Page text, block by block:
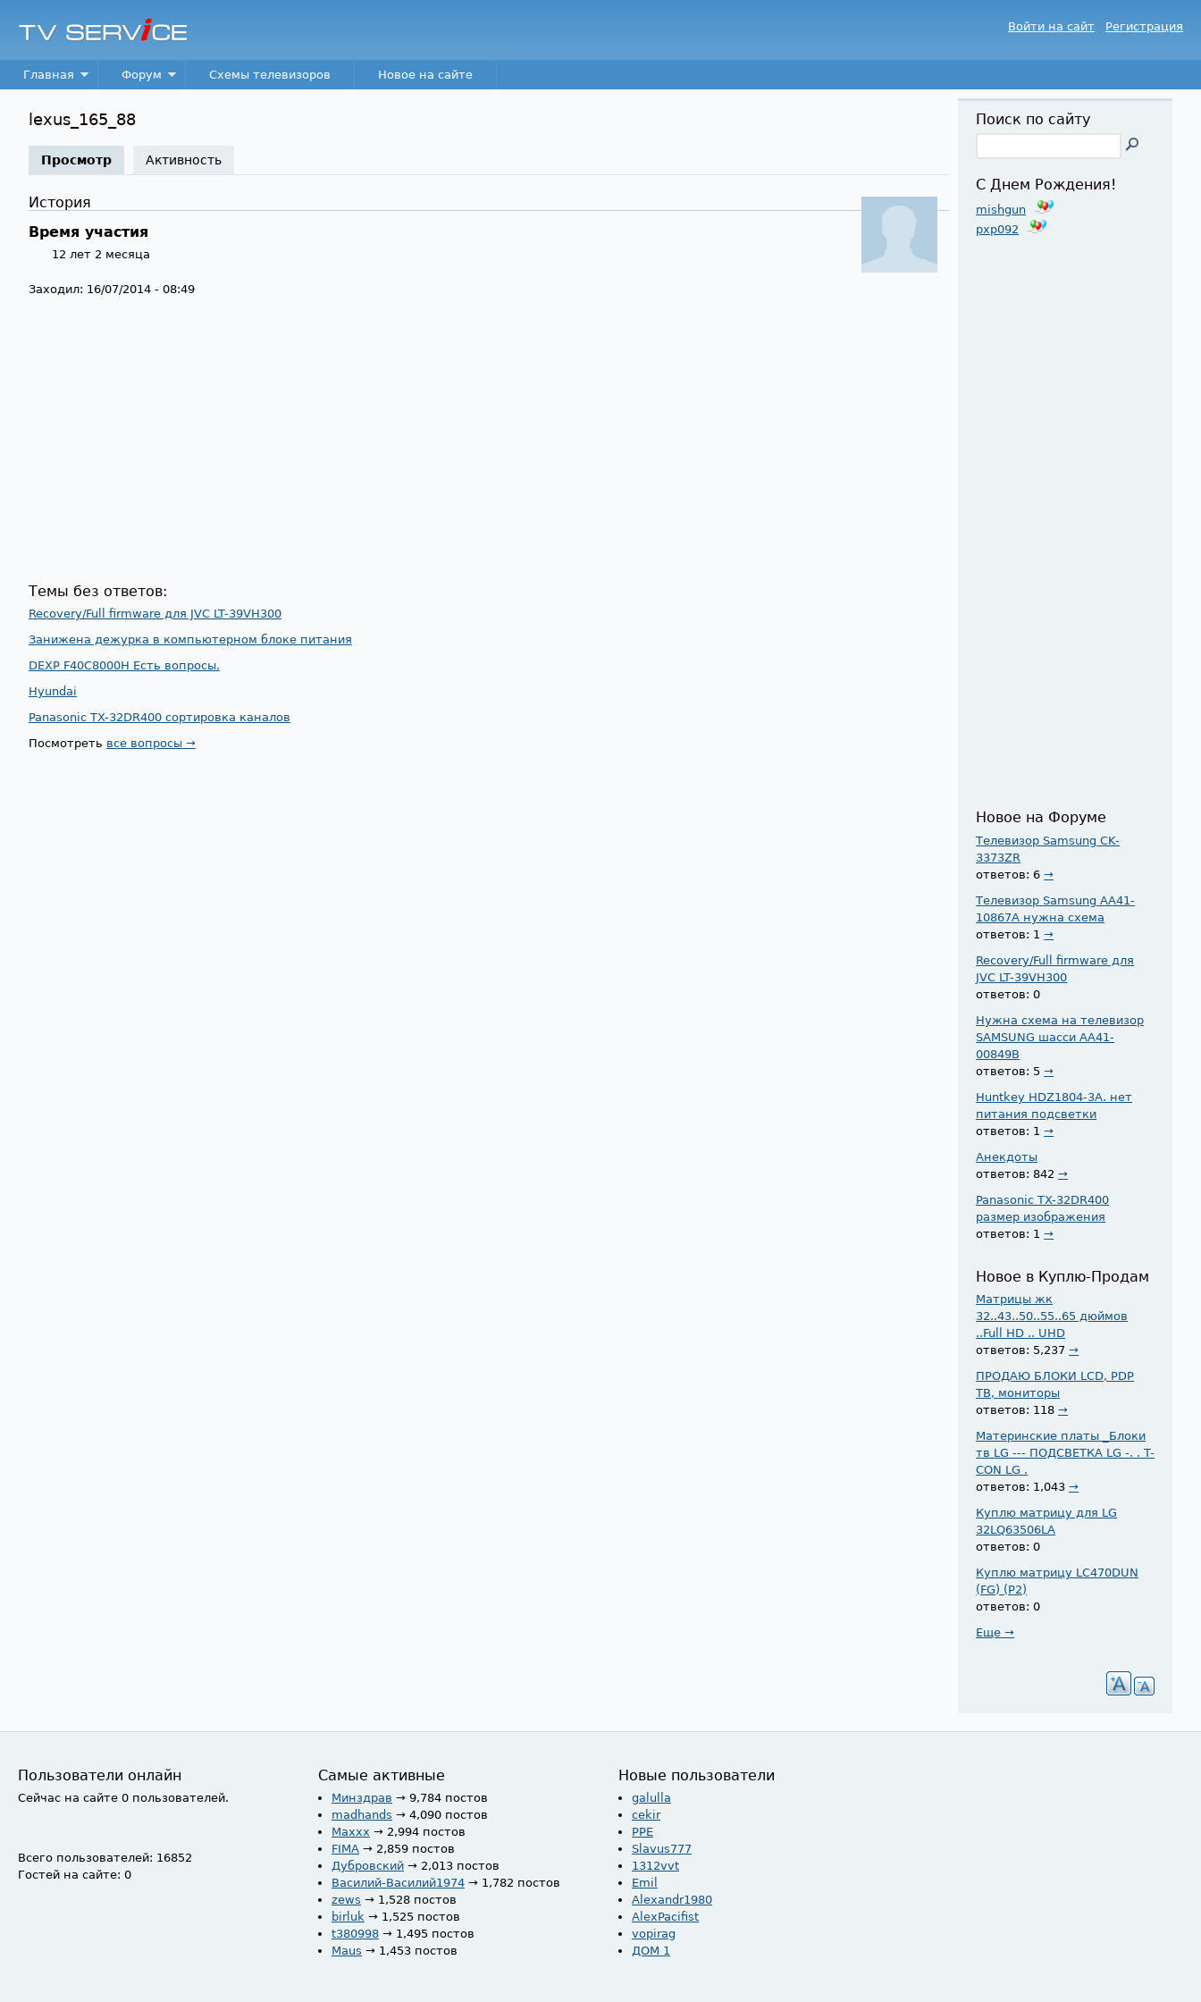
TV
Service
Войти на сайт Регистрация
Main menu
Главная Форум Схемы телевизоров Новое на сайте
lexus_165_88
Просмотр(активная вкладка)
Активность
История
Время участия
12 лет 2 месяца
Заходил: 16/07/2014 - 08:49
Темы без ответов:
Recovery/Full firmware для JVC LT-39VH300
Занижена дежурка в компьютерном блоке питания
DEXP F40C8000H Есть вопросы.
Hyundai
Panasonic TX-32DR400 сортировка каналов
Посмотреть все вопросы →
Поиск по сайту
С Днем Рождения!
mishgun
pxp092
Новое на Форуме
Телевизор Samsung CK-
3373ZR
ответов: 6→
Телевизор Samsung AA41-
10867A нужна схема
ответов: 1→
Recovery/Full firmware для
JVC LT-39VH300
ответов: 0
Нужна схема на телевизор
SAMSUNG шасси AA41-
00849B
ответов: 5→
Huntkey HDZ1804-3A. нет
питания подсветки
ответов: 1→
Анекдоты
ответов: 842→
Panasonic TX-32DR400
размер изображения
ответов: 1→
Новое в Куплю-Продам
Матрицы жк
32..43..50..55..65 дюймов
..Full HD .. UHD
ответов: 5,237→
ПРОДАЮ БЛОКИ LCD, PDP
ТВ, мониторы
ответов: 118→
Материнские платы _Блоки
тв LG --- ПОДСВЕТКА LG -. . T-
CON LG .
ответов: 1,043→
Куплю матрицу для LG
32LQ63506LA
ответов: 0
Куплю матрицу LC470DUN
(FG) (P2)
ответов: 0
Еще →
Пользователи онлайн
Сейчас на сайте 0 пользователей.
Всего пользователей: 16852
Гостей на сайте: 0
Самые активные
Минздрав → 9,784 постов
madhands → 4,090 постов
Maxxx → 2,994 постов
FIMA → 2,859 постов
Дубровский → 2,013 постов
Василий-Василий1974 → 1,782 постов
zews → 1,528 постов
birluk → 1,525 постов
t380998 → 1,495 постов
Maus → 1,453 постов
Новые пользователи
galulla
cekir
PPE
Slavus777
1312vvt
Emil
Alexandr1980
AlexPacifist
vopirag
ДОМ 1